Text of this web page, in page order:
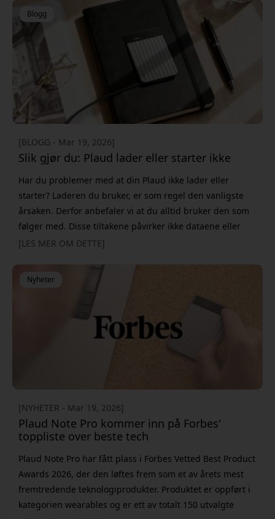
av hvor mye du bruker enheten din. Slik kommer du i
gang Å aktivere et abonnement tar bare et minutt: &
Blogg
[BLOGG - Mar 19, 2026]
Slik gjør du: Plaud lader eller starter ikke
Har du problemer med at din Plaud ikke lader eller
starter? Laderen du bruker, er som regel den vanligste
årsaken. Derfor anbefaler vi at du alltid bruker den som
følger med. Disse tiltakene påvirker ikke dataene eller
innstillingene dine. All informasjon er knyttet til kontoen
selv om du tilbakestiller enheten. 1. Kontroller laderen
(viktig) Sørg for at du bruker original-laderen som fulg
[LES MER OM DETTE]
Nyheter
[NYHETER - Mar 19, 2026]
Plaud Note Pro kommer inn på Forbes'
toppliste over beste tech
Plaud Note Pro har fått plass i Forbes Vetted Best Product
Awards 2026, der den løftes frem som et av årets mest
fremtredende teknologiprodukter. Produktet er oppført i
kategorien wearables og er ett av totalt 150 utvalgte